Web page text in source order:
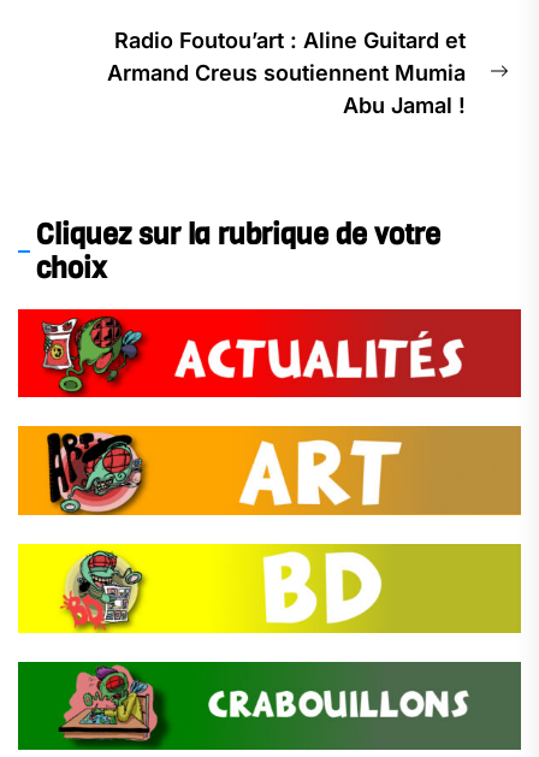
Radio Foutou’art : Aline Guitard et
Armand Creus soutiennent Mumia
Abu Jamal !
Cliquez sur la rubrique de votre
choix